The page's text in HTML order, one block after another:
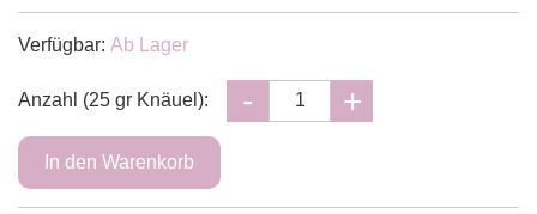
Verfügbar: Ab Lager
Anzahl (25 gr Knäuel):